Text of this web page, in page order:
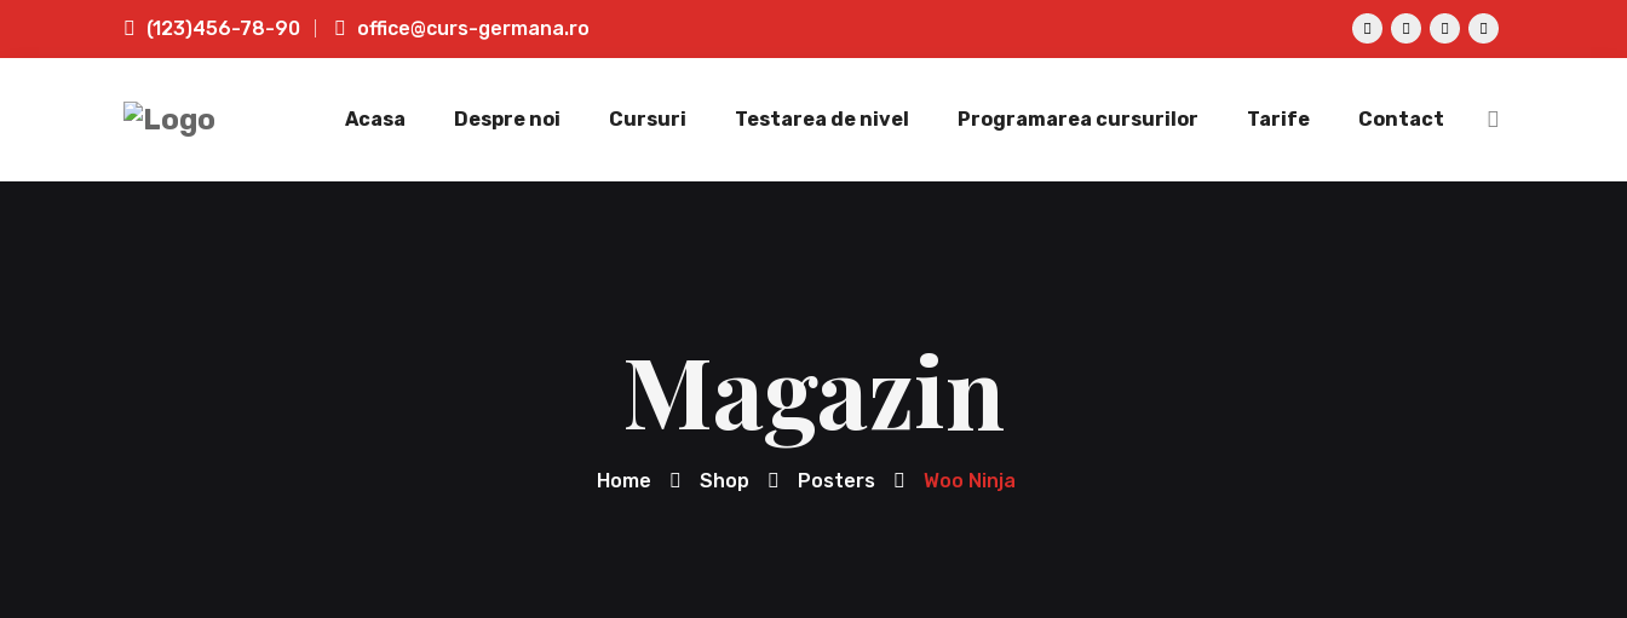
(123)456-78-90 office@curs-germana.ro
Acasa Despre noi Cursuri Testarea de nivel Programarea cursurilor Tarife Contact
Magazin
Home Shop Posters Woo Ninja